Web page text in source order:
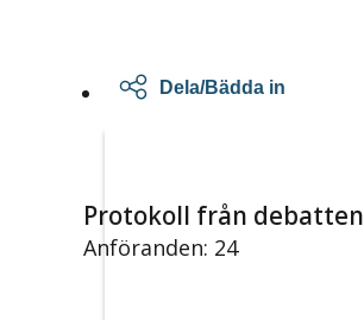
Dela/Bädda in
Protokoll från debatten
Anföranden: 24